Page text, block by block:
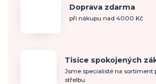
Doprava zdarma
při nákupu nad 4000 Kč
Tisíce spokojených
Jsme specialisté na sortiment
střelbu